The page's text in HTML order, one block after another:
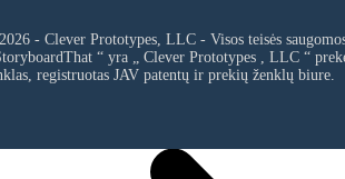
- Clever Prototypes, LLC - Visos teisės
“ yra „ Clever Prototypes , LLC“
registruotas JAV patentų ir prekių ženklų biure.